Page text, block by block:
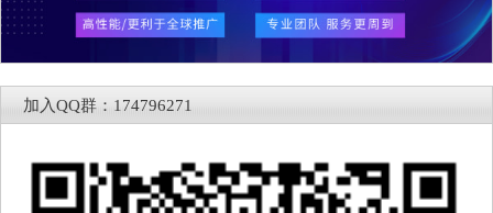
加入QQ群：174796271